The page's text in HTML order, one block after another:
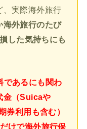
、実際海外旅行
海外旅行のたび
した気持ちにも
であるにも関わ
金（Suicaや
券利用も含む）
けで海外旅行保